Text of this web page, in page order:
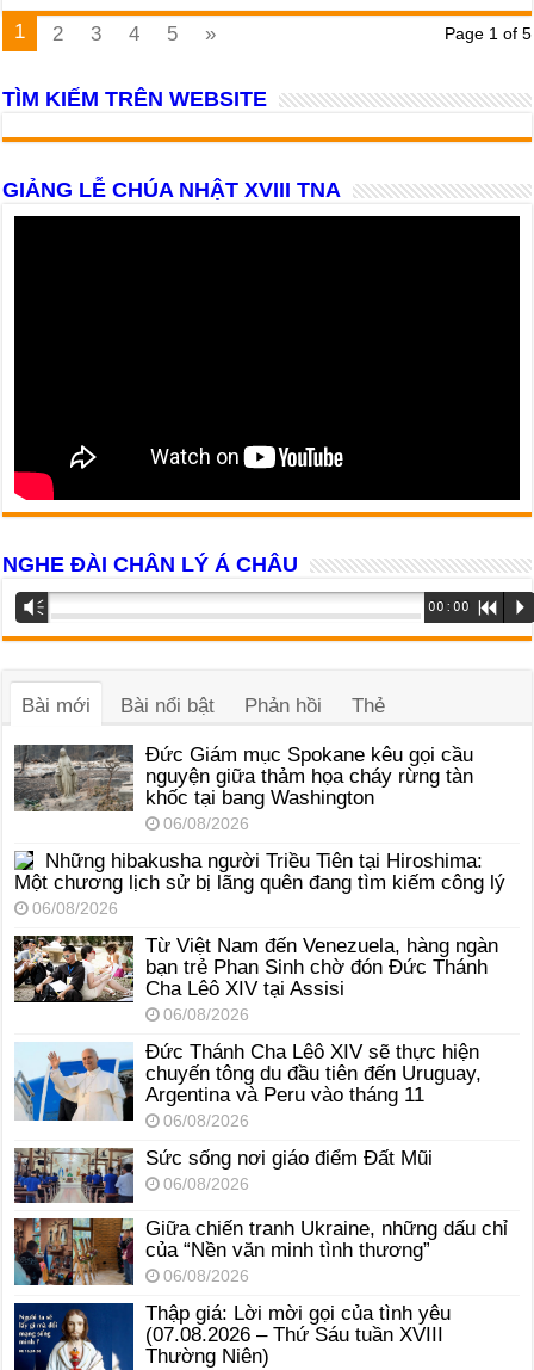
Page 1 of 5
1 2 3 4 5 »
TÌM KIẾM TRÊN WEBSITE
GIẢNG LỄ CHÚA NHẬT XVIII TNA
NGHE ĐÀI CHÂN LÝ Á CHÂU
Trình
phát
âm
Vm 00:00 R P
Bài mới Bài nổi bật Phản hồi Thẻ
Đức Giám mục Spokane kêu gọi cầu
nguyện giữa thảm họa cháy rừng tàn
khốc tại bang Washington
06/08/2026
Những hibakusha người Triều Tiên tại Hiroshima:
Một chương lịch sử bị lãng quên đang tìm kiếm công lý
06/08/2026
Từ Việt Nam đến Venezuela, hàng ngàn
bạn trẻ Phan Sinh chờ đón Đức Thánh
Cha Lêô XIV tại Assisi
06/08/2026
Đức Thánh Cha Lêô XIV sẽ thực hiện
chuyến tông du đầu tiên đến Uruguay,
Argentina và Peru vào tháng 11
06/08/2026
Sức sống nơi giáo điểm Đất Mũi
06/08/2026
Giữa chiến tranh Ukraine, những dấu chỉ
của “Nền văn minh tình thương”
06/08/2026
Thập giá: Lời mời gọi của tình yêu
(07.08.2026 – Thứ Sáu tuần XVIII
Thường Niên)